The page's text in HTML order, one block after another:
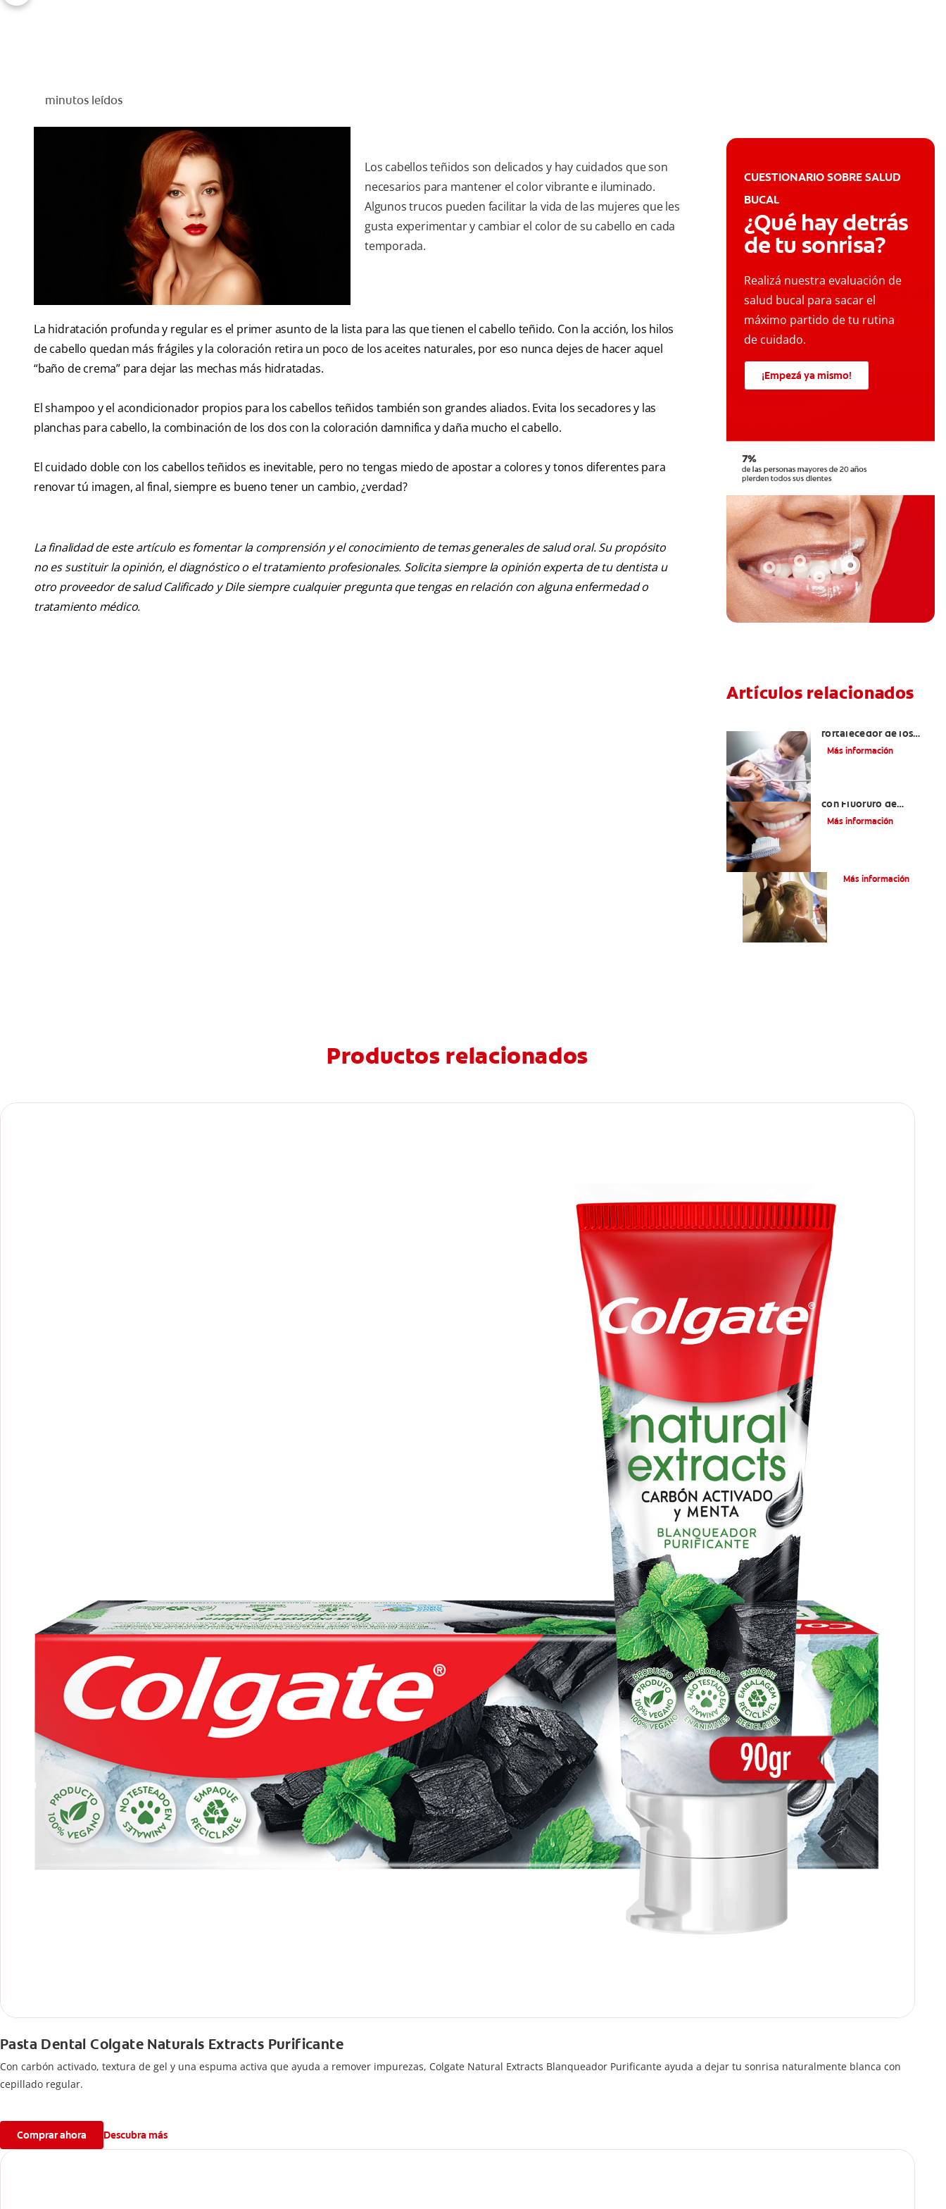
minutos leídos
Los cabellos teñidos son delicados y hay cuidados que son
necesarios para mantener el color vibrante e iluminado.
Algunos trucos pueden facilitar la vida de las mujeres que les
gusta experimentar y cambiar el color de su cabello en cada
temporada.
La hidratación profunda y regular es el primer asunto de la lista para las que tienen el cabello teñido. Con la acción, los hilos
de cabello quedan más frágiles y la coloración retira un poco de los aceites naturales, por eso nunca dejes de hacer aquel
“baño de crema” para dejar las mechas más hidratadas.
El shampoo y el acondicionador propios para los cabellos teñidos también son grandes aliados. Evita los secadores y las
planchas para cabello, la combinación de los dos con la coloración damnifica y daña mucho el cabello.
El cuidado doble con los cabellos teñidos es inevitable, pero no tengas miedo de apostar a colores y tonos diferentes para
renovar tú imagen, al final, siempre es bueno tener un cambio, ¿verdad?
La finalidad de este artículo es fomentar la comprensión y el conocimiento de temas generales de salud oral. Su propósito
no es sustituir la opinión, el diagnóstico o el tratamiento profesionales. Solicita siempre la opinión experta de tu dentista u
otro proveedor de salud Calificado y Dile siempre cualquier pregunta que tengas en relación con alguna enfermedad o
tratamiento médico.
CUESTIONARIO SOBRE SALUD
BUCAL
¿Qué hay detrás
de tu sonrisa?
Realizá nuestra evaluación de
salud bucal para sacar el
máximo partido de tu rutina
de cuidado.
¡Empezá ya mismo!
Artículos relacionados
fortalecedor de los
dientes
Más información
con Fluoruro de
Estaño?
Más información
Más información
Productos relacionados
Pasta Dental Colgate Naturals Extracts Purificante
Con carbón activado, textura de gel y una espuma activa que ayuda a remover impurezas, Colgate Natural Extracts Blanqueador Purificante ayuda a dejar tu sonrisa naturalmente blanca con
cepillado regular.
Comprar ahora Descubra más